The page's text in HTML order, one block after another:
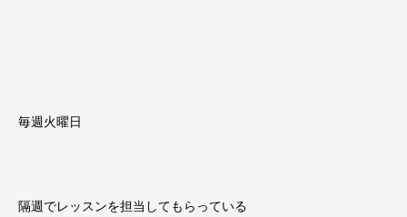
毎週火曜日
隔週でレッスンを担当してもらっている